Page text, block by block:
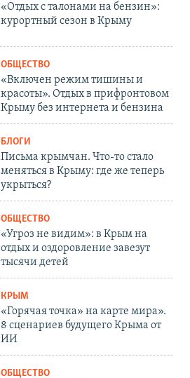
«Отдых с талонами на бензин»:
курортный сезон в Крыму
ОБЩЕСТВО
«Включен режим тишины и
красоты». Отдых в прифронтовом
Крыму без интернета и бензина
БЛОГИ
Письма крымчан. Что-то стало
меняться в Крыму: где же теперь
укрыться?
ОБЩЕСТВО
«Угроз не видим»: в Крым на
отдых и оздоровление завезут
тысячи детей
КРЫМ
«Горячая точка» на карте мира».
8 сценариев будущего Крыма от
ИИ
ОБЩЕСТВО